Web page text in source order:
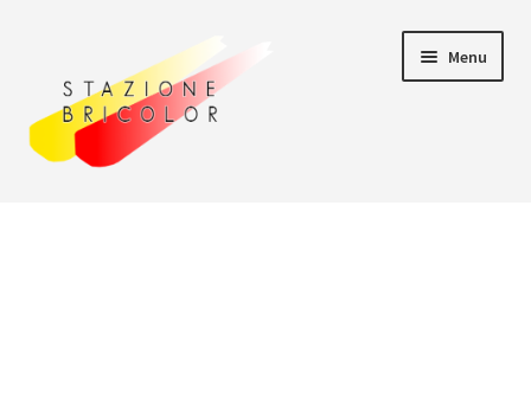
navigazione
contenuto
Menu